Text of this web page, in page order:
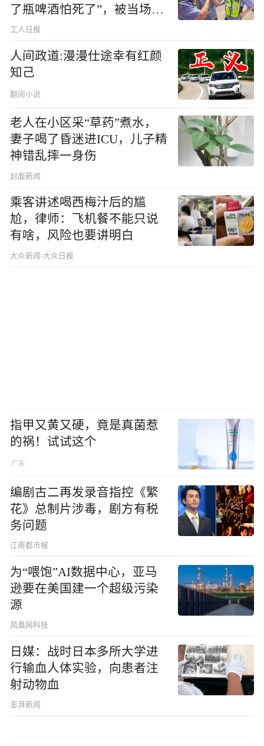
了瓶啤酒怕死了”，被当场查
出醉驾
工人日报
人间政道:漫漫仕途幸有红颜
知己
翻阅小说
老人在小区采“草药”煮水，
妻子喝了昏迷进ICU，儿子精
神错乱摔一身伤
封面新闻
乘客讲述喝西梅汁后的尴
尬，律师：飞机餐不能只说
有啥，风险也要讲明白
大众新闻-大众日报
指甲又黄又硬，竟是真菌惹
的祸！试试这个
编剧古二再发录音指控《繁
花》总制片涉毒，剧方有税
务问题
江南都市报
为“喂饱”AI数据中心，亚马
逊要在美国建一个超级污染
源
凤凰网科技
日媒：战时日本多所大学进
行输血人体实验，向患者注
射动物血
澎湃新闻